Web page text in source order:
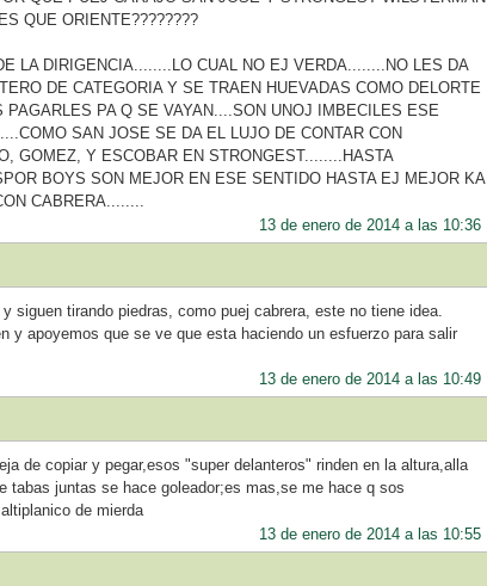
QUE ORIENTE????????
LA DIRIGENCIA........LO CUAL NO EJ VERDA........NO LES DA
DE CATEGORIA Y SE TRAEN HUEVADAS COMO DELORTE
PAGARLES PA Q SE VAYAN....SON UNOJ IMBECILES ESE
SAN JOSE SE DA EL LUJO DE CONTAR CON
GOMEZ, Y ESCOBAR EN STRONGEST........HASTA
BOYS SON MEJOR EN ESE SENTIDO HASTA EJ MEJOR KA
CABRERA........
13 de enero de 2014 a las 10:36
siguen tirando piedras, como puej cabrera, este no tiene idea.
y apoyemos que se ve que esta haciendo un esfuerzo para salir
13 de enero de 2014 a las 10:49
de copiar y pegar,esos "super delanteros" rinden en la altura,alla
tabas juntas se hace goleador;es mas,se me hace q sos
de mierda
13 de enero de 2014 a las 10:55